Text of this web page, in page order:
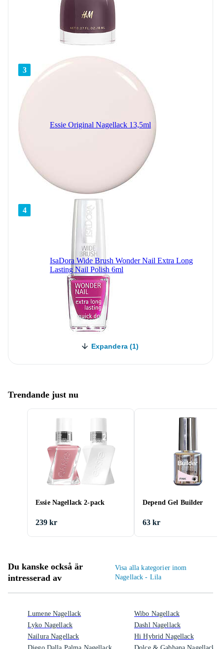
3
Essie Original Nagellack 13,5ml
4
IsaDora Wide Brush Wonder Nail Extra Long
Lasting Nail Polish 6ml
Expandera (1)
Trendande just nu
Essie Nagellack 2-pack
239 kr
Depend Gel Builder
63 kr
Du kanske också är
intresserad av
Visa alla kategorier inom
Nagellack - Lila
Lumene Nagellack
Lyko Nagellack
Nailura Nagellack
Wibo Nagellack
Dashl Nagellack
Hi Hybrid Nagellack